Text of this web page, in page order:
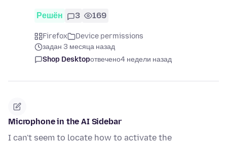
Решён 3 169
Firefox
Device permissions
задан 3 месяца назад
Shop Desktopотвечено4 недели назад
Microphone in the AI Sidebar
I can't seem to locate how to activate the